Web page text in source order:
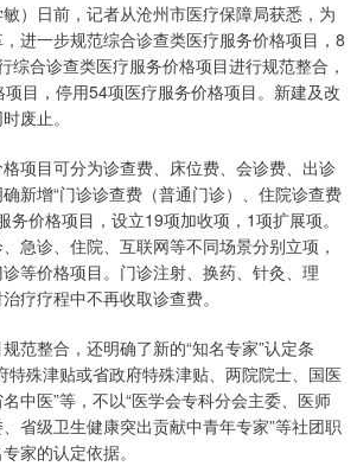
）日前，记者从沧州市医疗保障局获悉，为
进一步规范综合诊查类医疗服务价格项目，8
综合诊查类医疗服务价格项目进行规范整合，
目，停用54项医疗服务价格项目。新建及改
废止。
项目可分为诊查费、床位费、会诊费、出诊
新增“门诊诊查费（普通门诊）、住院诊查费
务价格项目，设立19项加收项，1项扩展项。
急诊、住院、互联网等不同场景分别立项，
等价格项目。门诊注射、换药、针灸、理
疗疗程中不再收取诊查费。
范整合，还明确了新的“知名专家”认定条
特殊津贴或省政府特殊津贴、两院院士、国医
中医”等，不以“医学会专科分会主委、医师
省级卫生健康突出贡献中青年专家”等社团职
家的认定依据。